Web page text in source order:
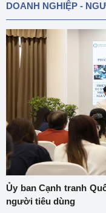
DOANH NGHIỆP -
Ủy ban Cạnh tranh
người tiêu dùng